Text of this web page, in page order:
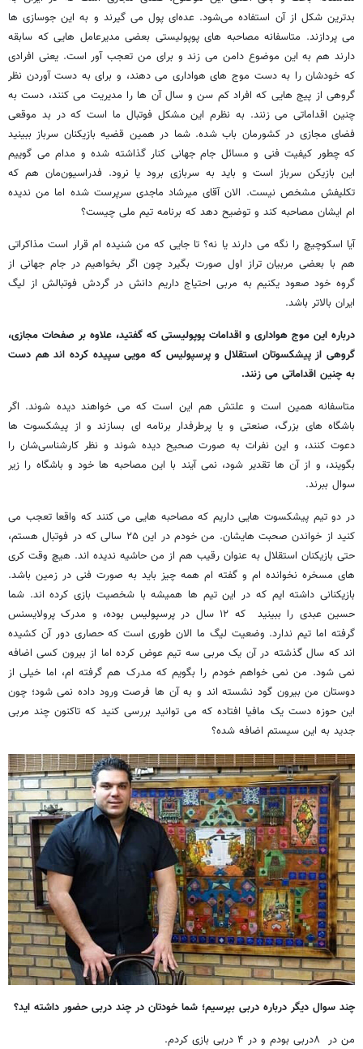
بدترین شکل از آن استفاده می‌شود. عده‌ای پول می گیرند و به این جوسازی ها
می پردازند. متاسفانه مصاحبه های پوپولیستی بعضی مدیرعامل هایی که سابقه
دارند هم به این موضوع دامن می زند و برای من تعجب آور است. یعنی افرادی
که خودشان را به دست موج های هواداری می دهند، و برای به دست آوردن نظر
گروهی از پیج هایی که افراد کم سن و سال آن ها را مدیریت می کنند، دست به
چنین اقداماتی می زنند. به نظرم این مشکل فوتبال ما است که در بد موقعی
فضای مجازی در کشورمان باب شده. شما در همین قضیه بازیکنان سرباز ببینید
که چطور کیفیت فنی و مسائل جام جهانی کنار گذاشته شده و مدام می گوییم
این بازیکن سرباز است و باید به سربازی برود یا نرود. فدراسیون‌مان هم که
تکلیفش مشخص نیست. الان آقای میرشاد ماجدی سرپرست شده اما من ندیده
ام ایشان مصاحبه کند و توضیح دهد که برنامه تیم ملی چیست؟
آیا اسکوچیچ را نگه می دارند یا نه؟ تا جایی که من شنیده ام قرار است مذاکراتی
هم با بعضی مربیان تراز اول صورت بگیرد چون اگر بخواهیم در جام جهانی از
گروه خود صعود یکنیم به مربی احتیاج داریم دانش در گردش فوتبالش از لیگ
ایران بالاتر باشد.
درباره این موج هواداری و اقدامات پوپولیستی که گفتید، علاوه بر صفحات مجازی،
گروهی از پیشکسوتان استقلال و پرسپولیس که مویی سپیده کرده اند هم دست
به چنین اقداماتی می زنند.
متاسفانه همین است و علتش هم این است که می خواهند دیده شوند. اگر
باشگاه های بزرگ، صنعتی و یا پرطرفدار برنامه ای بسازند و از پیشکسوت ها
دعوت کنند، و این نفرات به صورت صحیح دیده شوند و نظر کارشناسی‌شان را
بگویند، و از آن ها تقدیر شود، نمی آیند با این مصاحبه ها خود و باشگاه را زیر
سوال ببرند.
در دو تیم پیشکسوت هایی داریم که مصاحبه هایی می کنند که واقعا تعجب می
کنید از خواندن صحبت هایشان. من خودم در این ۲۵ سالی که در فوتبال هستم،
حتی بازیکنان استقلال به عنوان رقیب هم از من حاشیه ندیده اند. هیچ وقت کری
های مسخره نخوانده ام و گفته ام همه چیز باید به صورت فنی در زمین باشد.
بازیکنانی داشته ایم که در این تیم ها همیشه با شخصیت بازی کرده اند. شما
حسین عبدی را ببینید که ۱۲ سال در پرسپولیس بوده، و مدرک پرولایسنس
گرفته اما تیم ندارد. وضعیت لیگ ما الان طوری است که حصاری دور آن کشیده
اند که سال گذشته در آن یک مربی سه تیم عوض کرده اما از بیرون کسی اضافه
نمی شود. من نمی خواهم خودم را بگویم که مدرک هم گرفته ام، اما خیلی از
دوستان من بیرون گود نشسته اند و به آن ها فرصت ورود داده نمی شود؛ چون
این حوزه دست یک مافیا افتاده که می توانید بررسی کنید که تاکنون چند مربی
جدید به این سیستم اضافه شده؟
چند سوال دیگر درباره دربی بپرسیم؛ شما خودتان در چند دربی حضور داشته اید؟
من در ۸دربی بودم و در ۴ دربی بازی کردم.